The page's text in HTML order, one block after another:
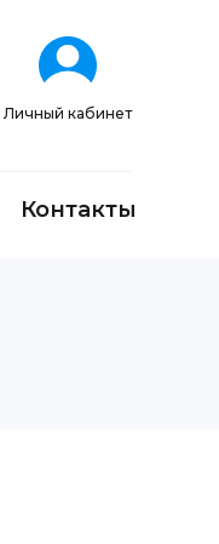
Личный кабинет
Контакты